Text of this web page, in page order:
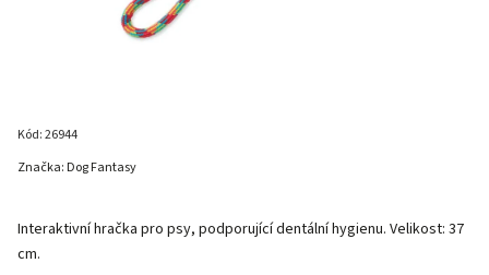
Kód:26944
Interaktivní hračka pro psy, podporující dentální hygienu. Velikost: 37
cm.
Značka: Dog Fantasy